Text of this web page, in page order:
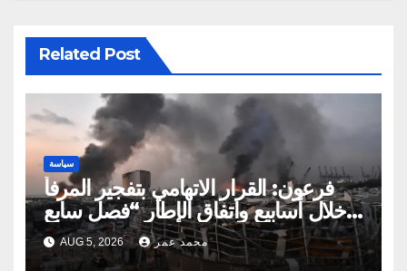
Related Post
سياسة
فرعون: القرار الاتهامي بتفجير المرفأ
خلال أسابيع واتفاق الإطار “فصل سابع
ونصف”
AUG 5, 2026 محمد عمر